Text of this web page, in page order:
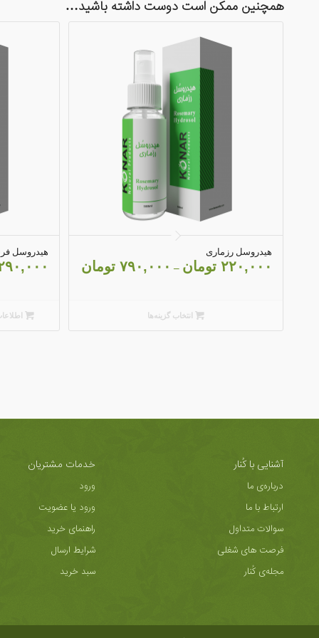
همچنین ممکن است دوست داشته باشید…
4.03
هیدروسل رزماری
۲۲۰,۰۰۰ تومان – ۷۹۰,۰۰۰ تومان
انتخاب گزینه‌ها
هیدروسل
آشنایی با کُنار
درباره‌ی ما
ارتباط با ما
سوالات متداول
فرصت های شغلی
مجله‌ی کُنار
خدمات مشتریان
ورود
ورود یا عضویت
راهنمای خرید
شرایط ارسال
سبد خرید